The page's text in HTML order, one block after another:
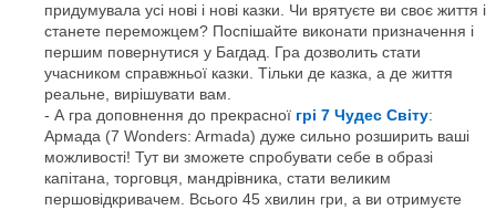
придумувала усі нові і нові казки. Чи врятуєте ви своє життя і
станете переможцем? Поспішайте виконати призначення і
першим повернутися у Багдад. Гра дозволить стати
учасником справжньої казки. Тільки де казка, а де життя
реальне, вирішувати вам.
А гра доповнення до прекрасної грі 7 Чудес Світу:
Армада (7 Wonders: Armada) дуже сильно розширить ваші
можливості! Тут ви зможете спробувати себе в образі
капітана, торговця, мандрівника, стати великим
першовідкривачем. Всього 45 хвилин гри, а ви отримуєте